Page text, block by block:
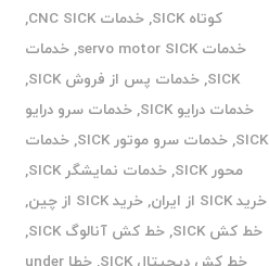
کوتاه SICK
,خدمات CNC SICK
,
خدمات servo motor SICK
,خدمات
SICK
,خدمات پس از فروش SICK
,
خدمات درایو SICK
,خدمات سرو درایو
SICK
,خدمات سرو موتور SICK ,خدمات
محور SICK
,خدمات نمایشگر SICK
,
خرید SICK از ایران
,خرید SICK از چین
,
خط کش SICK
,خط کش آنالوگ SICK
,
خط کش دیجیتال SICK
,
خطا under